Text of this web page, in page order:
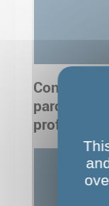
parcours